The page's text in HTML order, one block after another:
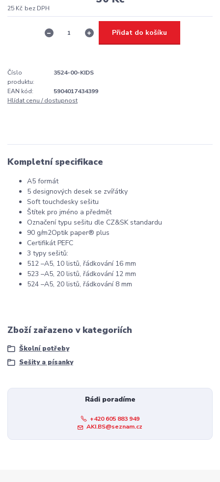
25 Kč bez DPH
Přidat do košíku
Číslo
produktu:
3524-00-KIDS
EAN kód:
5904017434399
Hlídat cenu / dostupnost
Kompletní specifikace
A5 formát
5 designových desek se zvířátky
Soft touchdesky sešitu
Štítek pro jméno a předmět
Označení typu sešitu dle CZ&SK standardu
90 g/m2Optik paper® plus
Certifikát PEFC
3 typy sešitů:
512 –A5, 10 listů, řádkování 16 mm
523 –A5, 20 listů, řádkování 12 mm
524 –A5, 20 listů, řádkování 8 mm
Zboží zařazeno v kategoriích
Školní potřeby
Sešity a písanky
Rádi poradíme
+420 605 883 949
AKI.BS@seznam.cz